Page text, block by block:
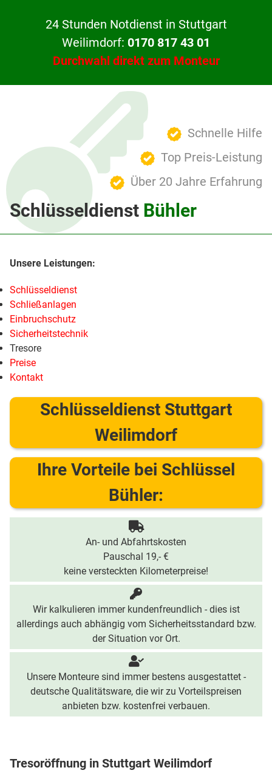
24 Stunden Notdienst in Stuttgart
Weilimdorf: 0170 817 43 01
Durchwahl direkt zum Monteur
Schnelle Hilfe
Top Preis-Leistung
Über 20 Jahre Erfahrung
Schlüsseldienst Bühler
Schlüsseldienst
Schließanlagen
Einbruchschutz
Sicherheitstechnik
Tresore
Preise
Kontakt
Schlüsseldienst Stuttgart
Weilimdorf
Ihre Vorteile bei Schlüssel
Bühler:
An- und Abfahrtskosten
Pauschal 19,- €
keine versteckten Kilometerpreise!
Wir kalkulieren immer kundenfreundlich - dies ist
allerdings auch abhängig vom Sicherheitsstandard bzw.
der Situation vor Ort.
Unsere Monteure sind immer bestens ausgestattet -
deutsche Qualitätsware, die wir zu Vorteilspreisen
anbieten bzw. kostenfrei verbauen.
Tresoröffnung in Stuttgart Weilimdorf